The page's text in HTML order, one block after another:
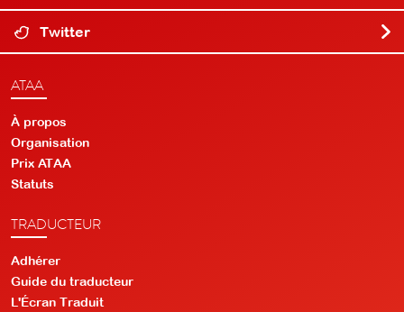
Twitter
ATAA
À propos
Organisation
Prix ATAA
Statuts
TRADUCTEUR
Adhérer
Guide du traducteur
L'Écran Traduit